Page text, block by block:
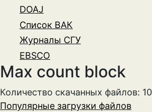
DOAJ
Список ВАК
Журналы СГУ
EBSCO
Max count block
Количество скачанных файлов:
Популярные загрузки файлов